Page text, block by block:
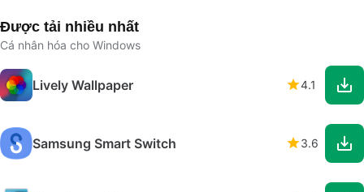
Được tải nhiều nhất
Cá nhân hóa cho Windows
Lively Wallpaper 4.1
Samsung Smart Switch 3.6